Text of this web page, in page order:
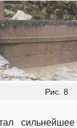
Рис. 8
сильнейшее